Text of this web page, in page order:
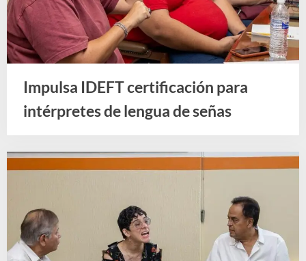
Impulsa IDEFT certificación para
intérpretes de lengua de señas
Noticias